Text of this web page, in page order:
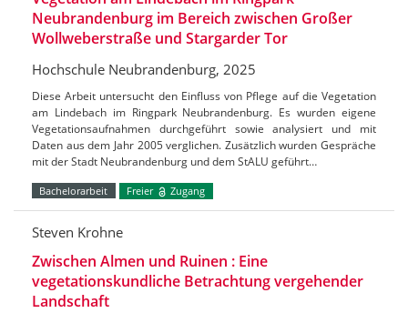
Neubrandenburg im Bereich zwischen Großer
Wollweberstraße und Stargarder Tor
Hochschule Neubrandenburg, 2025
Diese Arbeit untersucht den Einfluss von Pflege auf die Vegetation
am Lindebach im Ringpark Neubrandenburg. Es wurden eigene
Vegetationsaufnahmen durchgeführt sowie analysiert und mit
Daten aus dem Jahr 2005 verglichen. Zusätzlich wurden Gespräche
mit der Stadt Neubrandenburg und dem StALU geführt…
Bachelorarbeit Freier Zugang
Steven Krohne
Zwischen Almen und Ruinen : Eine
vegetationskundliche Betrachtung vergehender
Landschaft